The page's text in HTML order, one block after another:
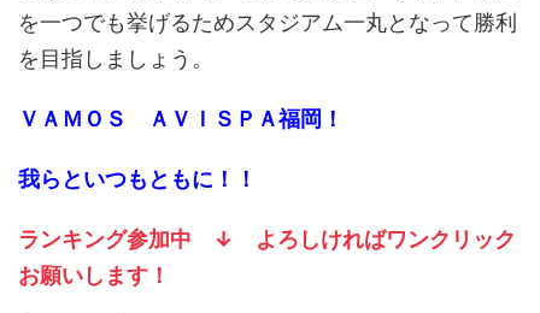
を一つでも挙げるためスタジアム一丸となって勝利
を目指しましょう。
ＶＡＭＯＳ ＡＶＩＳＰＡ福岡！
我らといつもともに！！
ランキング参加中 ↓ よろしければワンクリック
お願いします！